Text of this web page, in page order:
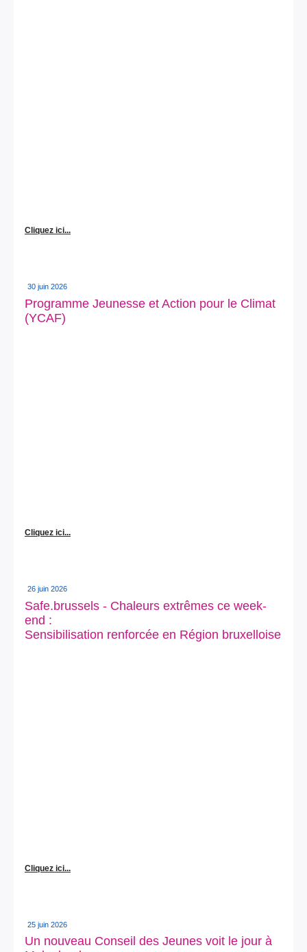
Cliquez ici...
30 juin 2026
Programme Jeunesse et Action pour le Climat
(YCAF)
Cliquez ici...
26 juin 2026
Safe.brussels - Chaleurs extrêmes ce week-
end :
Sensibilisation renforcée en Région bruxelloise
Cliquez ici...
25 juin 2026
Un nouveau Conseil des Jeunes voit le jour à